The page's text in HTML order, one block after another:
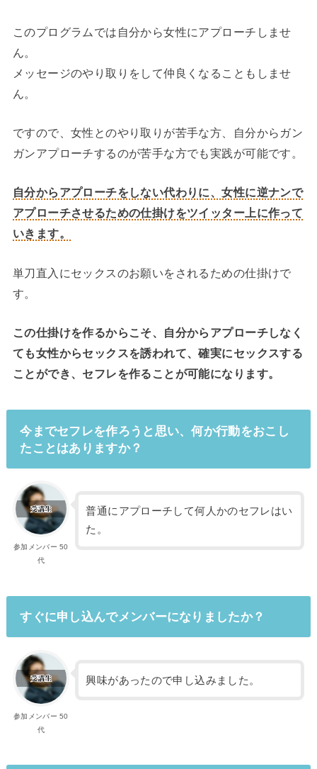
このプログラムでは自分から女性にアプローチしませ
ん。
メッセージのやり取りをして仲良くなることもしませ
ん。
ですので、女性とのやり取りが苦手な方、自分からガン
ガンアプローチするのが苦手な方でも実践が可能です。
自分からアプローチをしない代わりに、女性に逆ナンで
アプローチさせるための仕掛けをツイッター上に作って
いきます。
単刀直入にセックスのお願いをされるための仕掛けで
す。
この仕掛けを作るからこそ、自分からアプローチしなく
ても女性からセックスを誘われて、確実にセックスする
ことができ、セフレを作ることが可能になります。
今までセフレを作ろうと思い、何か行動をおこし
たことはありますか？
参加メンバー 50
代
普通にアプローチして何人かのセフレはい
た。
すぐに申し込んでメンバーになりましたか？
参加メンバー 50
代
興味があったので申し込みました。